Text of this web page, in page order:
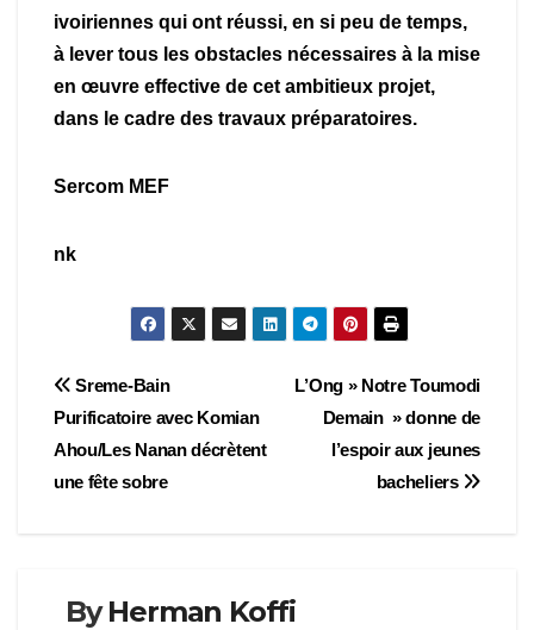
ivoiriennes qui ont réussi, en si peu de temps,
à lever tous les obstacles nécessaires à la mise
en œuvre effective de cet ambitieux projet,
dans le cadre des travaux préparatoires.
Sercom MEF
nk
Navigation
de
l’article
L’Ong » Notre Toumodi
Demain » donne de
l’espoir aux jeunes
bacheliers
Sreme-Bain
Purificatoire avec Komian
Ahou/Les Nanan décrètent
une fête sobre
ByHerman Koffi